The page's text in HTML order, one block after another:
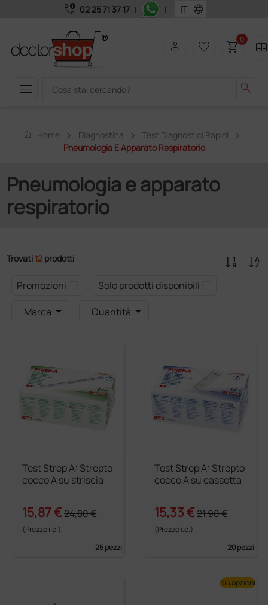
call_quality 02 25 71 37 17 | | language
menu search
person favorite_border shopping_cart0 two_pager
home Home Diagnostica
Test Diagnostici Rapidi
Pneumologia E Apparato Respiratorio
Pneumologia e apparato
respiratorio
Trovati 12 prodotti
Promozioni
Solo prodotti disponibili
Marca
Quantità
Test Strep A: Strepto
cocco A su striscia
15,87 €24,80 €
(Prezzo i.e.)
25 pezzi
Test Strep A: Strepto
cocco A su cassetta
15,33 €21,90 €
(Prezzo i.e.)
20 pezzi
più opzioni